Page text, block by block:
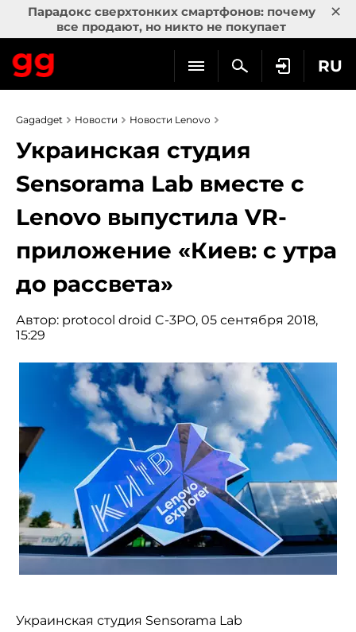
Парадокс сверхтонких смартфонов: почему
все продают, но никто не покупает
×
RU
Gagadget Новости Новости Lenovo
Украинская студия
Sensorama Lab вместе с
Lenovo выпустила VR-
приложение «Киев: с утра
до рассвета»
Автор: protocol droid C-3PO, 05 сентября 2018,
15:29
Украинская студия Sensorama Lab